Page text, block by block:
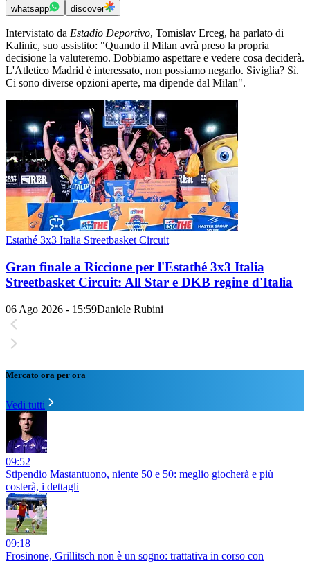
whatsapp discover
Intervistato da Estadio Deportivo, Tomislav Erceg, ha parlato di
Kalinic, suo assistito: "Quando il Milan avrà preso la propria
decisione la valuteremo. Dobbiamo aspettare e vedere cosa deciderà.
L'Atletico Madrid è interessato, non possiamo negarlo. Siviglia? Sì.
Ci sono diverse opzioni aperte, ma dipende dal Milan".
Estathé 3x3 Italia Streetbasket Circuit
Gran finale a Riccione per l'Estathé 3x3 Italia
Streetbasket Circuit: All Star e DKB regine d'Italia
06 Ago 2026 - 15:59Daniele Rubini
Mercato ora per ora
Vedi tutti
09:52
Stipendio Mastantuono, niente 50 e 50: meglio giocherà e più
costerà, i dettagli
09:18
Frosinone, Grillitsch non è un sogno: trattativa in corso con